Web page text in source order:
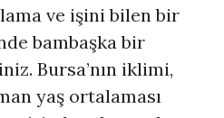
ve işini bilen bir
bambaşka bir
Bursa’nın iklimi,
yaş ortalaması